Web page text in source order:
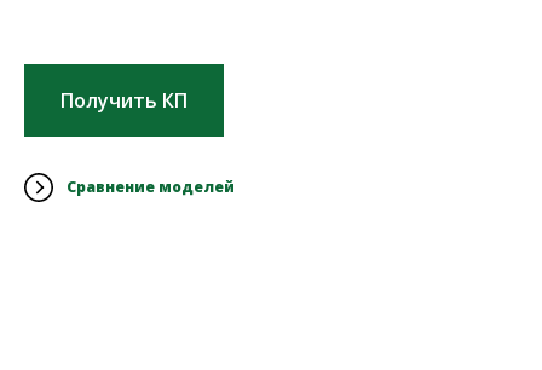
Получить КП
Сравнение моделей